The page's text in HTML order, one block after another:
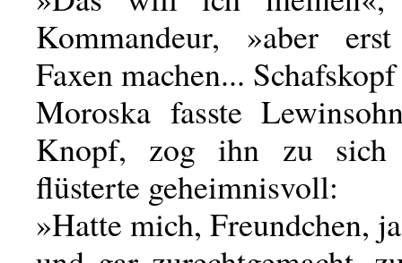
Kommandeur, »aber
Faxen machen...
Moroska fasste
Knopf, zog ihn zu sich
flüsterte geheimnisvoll:
»Hatte mich, Freundchen,